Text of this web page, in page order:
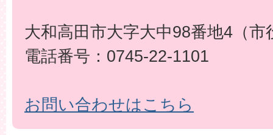
大和高田市大字大中98番地4（市
電話番号：0745-22-1101
お問い合わせはこちら